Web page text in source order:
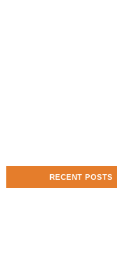
RECENT POSTS